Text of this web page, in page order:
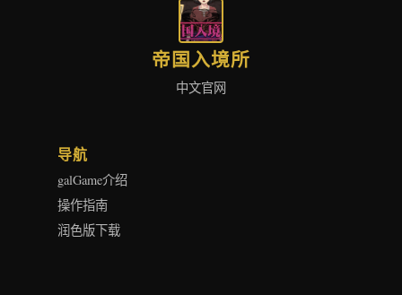
帝国入境所
中文官网
导航
galGame介绍
操作指南
润色版下载